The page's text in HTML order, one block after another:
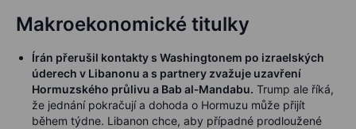
Makroekonomické titulky
Írán přerušil kontakty s Washingtonem po izraelských
úderech v Libanonu a s partnery zvažuje uzavření
Hormuzského průlivu a Bab al‑Mandabu. Trump ale říká,
že jednání pokračují a dohoda o Hormuzu může přijít
během týdne. Libanon chce, aby případné prodloužené